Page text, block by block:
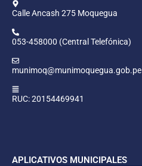
Calle Ancash 275 Moquegua
053-458000 (Central Telefónica)
munimoq@munimoquegua.gob.pe
RUC: 20154469941
APLICATIVOS MUNICIPALES